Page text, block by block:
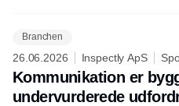
Branchen
26.06.2026 Inspectly ApS
Kommunikation er
undervurderede